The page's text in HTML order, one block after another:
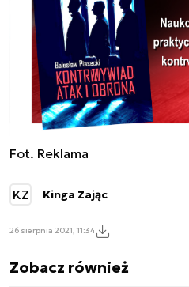
Fot. Reklama
KZ Kinga Zając
26 sierpnia 2021, 11:34
Zobacz również